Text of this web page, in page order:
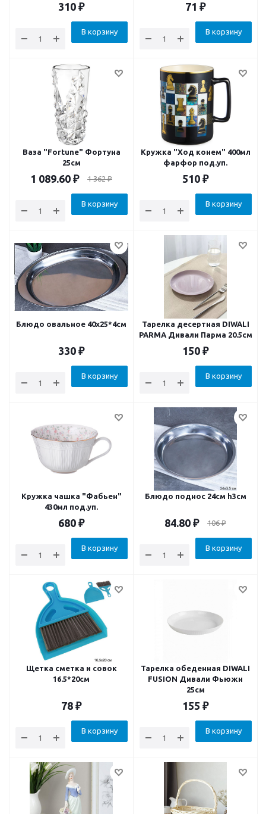
310 ₽
В корзину
71 ₽
В корзину
Ваза "Fortune" Фортуна
25см
1 089.60 ₽ 1 362₽
В корзину
Кружка "Ход конем" 400мл
фарфор под.уп.
510 ₽
В корзину
Блюдо овальное 40х25*4см
330 ₽
В корзину
Тарелка десертная DIWALI
PARMA Дивали Парма 20.5см
150 ₽
В корзину
Кружка чашка "Фабьен"
430мл под.уп.
680 ₽
В корзину
Блюдо поднос 24см h3см
84.80 ₽ 106₽
В корзину
Щетка сметка и совок
16.5*20см
78 ₽
В корзину
Тарелка обеденная DIWALI
FUSION Дивали Фьюжн
25см
155 ₽
В корзину